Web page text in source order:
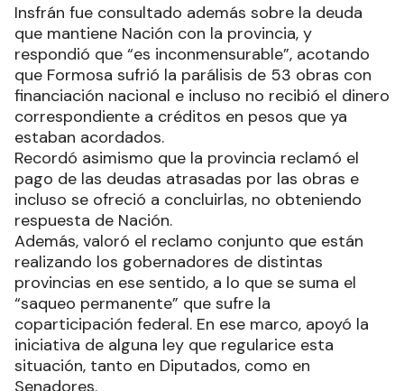
Insfrán fue consultado además sobre la deuda
que mantiene Nación con la provincia, y
respondió que “es inconmensurable”, acotando
que Formosa sufrió la parálisis de 53 obras con
financiación nacional e incluso no recibió el dinero
correspondiente a créditos en pesos que ya
estaban acordados.
Recordó asimismo que la provincia reclamó el
pago de las deudas atrasadas por las obras e
incluso se ofreció a concluirlas, no obteniendo
respuesta de Nación.
Además, valoró el reclamo conjunto que están
realizando los gobernadores de distintas
provincias en ese sentido, a lo que se suma el
“saqueo permanente” que sufre la
coparticipación federal. En ese marco, apoyó la
iniciativa de alguna ley que regularice esta
situación, tanto en Diputados, como en
Senadores.